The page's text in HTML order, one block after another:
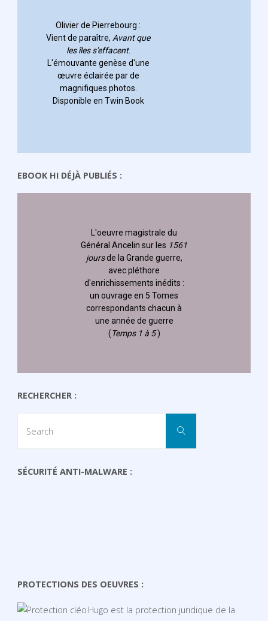
EBOOK HI DÉJÀ PUBLIÉS :
L'oeuvre magistrale du
Général Ancelin sur les 1561
joursde la Grande guerre,
avec pléthore
d'enrichissements inédits :
un ouvrage en 5 Tomes
correspondants chacun à
une année de guerre
(Temps 1 à 5)
RECHERCHER :
Search
SÉCURITÉ ANTI-MALWARE :
PROTECTIONS DES OEUVRES :
Hugo est la protection juridique de la